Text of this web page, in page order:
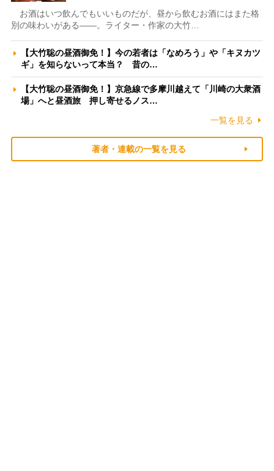
お酒はいつ飲んでもいいものだが、昼から飲むお酒にはまた格
別の味わいがある――。ライター・作家の大竹…
【大竹聡の昼酒御免！】今の若者は「なめろう」や「キヌカツ
ギ」を知らないって本当？ 昔の…
【大竹聡の昼酒御免！】京急線で多摩川越えて「川崎の大衆酒
場」へと昼酒旅 押し寄せるノス…
一覧を見る
著者・連載の一覧を見る